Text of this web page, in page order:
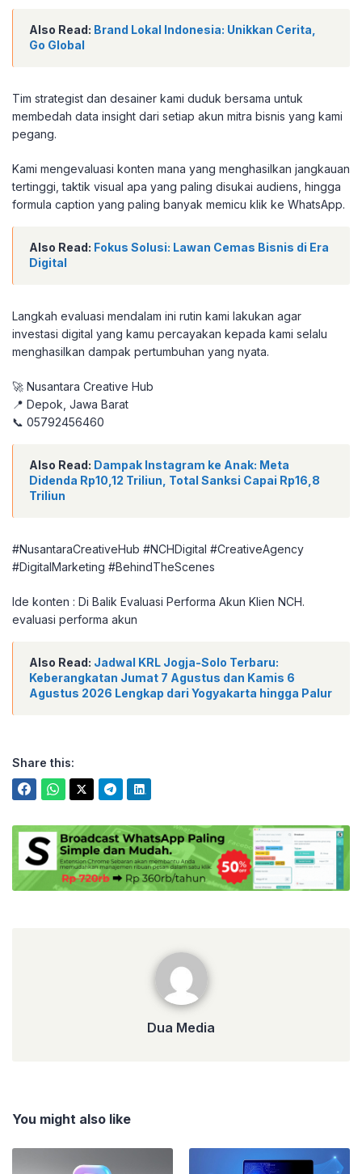
Also Read: Brand Lokal Indonesia: Unikkan Cerita,
Go Global
Tim strategist dan desainer kami duduk bersama untuk
membedah data insight dari setiap akun mitra bisnis yang kami
pegang.
Kami mengevaluasi konten mana yang menghasilkan jangkauan
tertinggi, taktik visual apa yang paling disukai audiens, hingga
formula caption yang paling banyak memicu klik ke WhatsApp.
Also Read: Fokus Solusi: Lawan Cemas Bisnis di Era
Digital
Langkah evaluasi mendalam ini rutin kami lakukan agar
investasi digital yang kamu percayakan kepada kami selalu
menghasilkan dampak pertumbuhan yang nyata.
🚀 Nusantara Creative Hub
📍 Depok, Jawa Barat
📞 05792456460
Also Read: Dampak Instagram ke Anak: Meta
Didenda Rp10,12 Triliun, Total Sanksi Capai Rp16,8
Triliun
#NusantaraCreativeHub #NCHDigital #CreativeAgency
#DigitalMarketing #BehindTheScenes
Ide konten : Di Balik Evaluasi Performa Akun Klien NCH.
evaluasi performa akun
Also Read: Jadwal KRL Jogja-Solo Terbaru:
Keberangkatan Jumat 7 Agustus dan Kamis 6
Agustus 2026 Lengkap dari Yogyakarta hingga Palur
Share this:
Dua Media
You might also like